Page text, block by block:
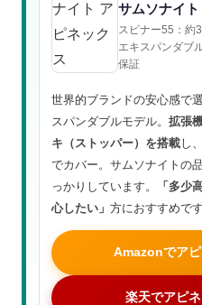
サムソナイ
スピナー55：
エキスパンダブ
保証
世界的ブランドの安心感で
スパンダブルモデル。 拡張
キ（ストッパー）を搭載し
でカバー。サムソナイトの
っかりしています。
「多少
心したい」 方におすすめです
Amazonでア
楽天でアピ